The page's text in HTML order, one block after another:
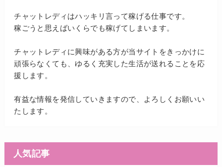
チャットレディはハッキリ言って稼げる仕事です。
稼ごうと思えばいくらでも稼げてしまいます。
チャットレディに興味がある方が当サイトをきっかけに
頑張らなくても、ゆるく充実した生活が送れることを応
援します。
有益な情報を発信していきますので、よろしくお願いい
たします。
人気記事